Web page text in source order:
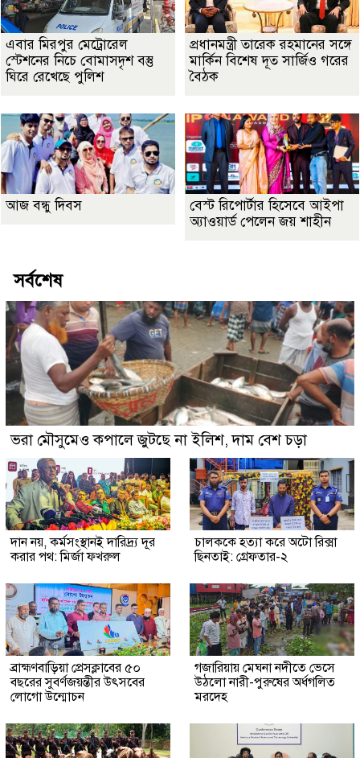
এবার মিরপুর মেট্রোরেল
স্টেশনের নিচে বোমাসদৃশ বস্তু
ঘিরে রেখেছে পুলিশ
প্রধানমন্ত্রী তারেক রহমানের সঙ্গে
মার্কিন বিশেষ দূত সার্জিও গরের
বৈঠক
আজ বন্ধু দিবস
বেস্ট রিপোর্টার হিসেবে আইপা
অ্যাওয়ার্ড পেলেন জয় শাহীন
সর্বশেষ
ভরা মৌসুমেও কপালে জুটছে না ইলিশ, দাম বেশ চড়া
দান নয়, কর্মসংস্থানই দারিদ্র্য দূর
করার পথ: মির্জা ফখরুল
চালককে হত্যা করে অটো রিক্সা
ছিনতাই: গ্রেফতার-২
ব্রাহ্মণবাড়িয়া প্রেসক্লাবের ৫০
বছরের সুবর্ণজয়ন্তীর উৎসবের
লোগো উন্মোচন
গজারিয়ায় মেঘনা নদীতে ভেসে
উঠলো নারী-পুরুষের অর্ধগলিত
মরদেহ